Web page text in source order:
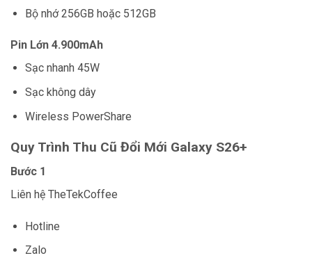
Bộ nhớ 256GB hoặc 512GB
Pin Lớn 4.900mAh
Sạc nhanh 45W
Sạc không dây
Wireless PowerShare
Quy Trình Thu Cũ Đổi Mới Galaxy S26+
Bước 1
Liên hệ TheTekCoffee
Hotline
Zalo